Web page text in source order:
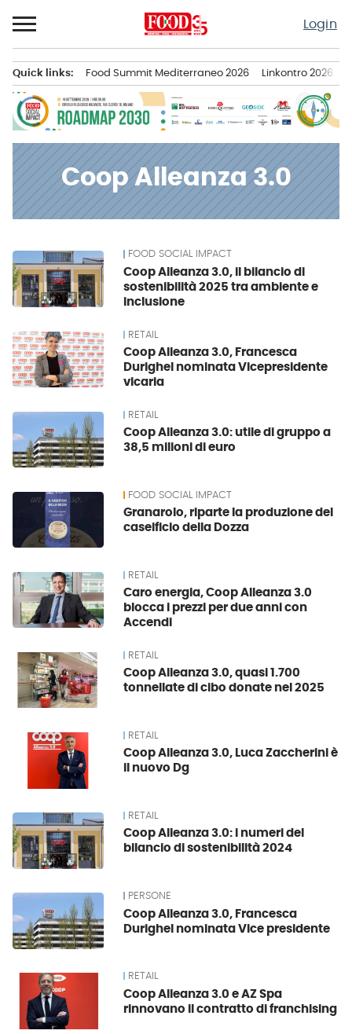
al
contenuto
Login
principale
Quick links: Food Summit Mediterraneo 2026 Linkontro 2026
Coop Alleanza 3.0
News FOOD SOCIAL IMPACT
Coop Alleanza 3.0, il bilancio di
sostenibilità 2025 tra ambiente e
inclusione
RETAIL
Coop Alleanza 3.0, Francesca
Durighel nominata Vicepresidente
vicaria
RETAIL
Coop Alleanza 3.0: utile di gruppo a
38,5 milioni di euro
FOOD SOCIAL IMPACT
Granarolo, riparte la produzione del
caseificio della Dozza
RETAIL
Caro energia, Coop Alleanza 3.0
blocca i prezzi per due anni con
Accendi
RETAIL
Coop Alleanza 3.0, quasi 1.700
tonnellate di cibo donate nel 2025
RETAIL
Coop Alleanza 3.0, Luca Zaccherini è
il nuovo Dg
RETAIL
Coop Alleanza 3.0: i numeri del
bilancio di sostenibilità 2024
PERSONE
Coop Alleanza 3.0, Francesca
Durighel nominata Vice presidente
RETAIL
Coop Alleanza 3.0 e AZ Spa
rinnovano il contratto di franchising